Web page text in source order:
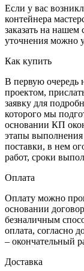
Если у вас
контейнера
заказать на
уточнения можно
Как купить
В первую очередь
проектом,
заявку для
которого мы
основании КП
этапы выполнения
поставки, в нем
работ, сроки
Оплата
Оплату можно
основании
безналичным
оплата, согласно
– окончательный
Доставка